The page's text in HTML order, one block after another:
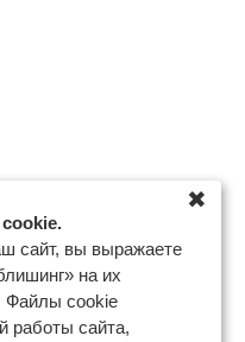
сайт, вы выражаете
на их
Файлы cookie
работы сайта,
✖